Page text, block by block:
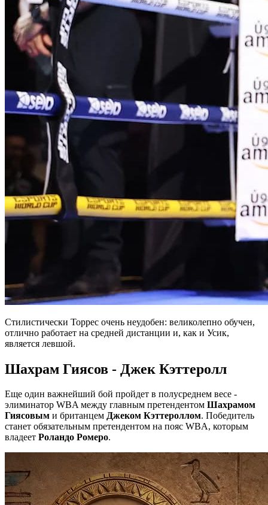
Стилистически Торрес очень неудобен: великолепно обучен,
отлично работает на средней дистанции и, как и Усик,
является левшой.
Шахрам Гиясов - Джек Кэттеролл
Еще один важнейший бой пройдет в полусреднем весе -
элиминатор WBA между главным претендентом Шахрамом
Гиясовым и британцем Джеком Кэттероллом. Победитель
станет обязательным претендентом на пояс WBA, которым
владеет Роландо Ромеро.